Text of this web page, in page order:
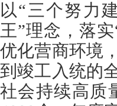
以“三个努力
王”理念，落
优化营商环境
到竣工入统的
社会持续高质